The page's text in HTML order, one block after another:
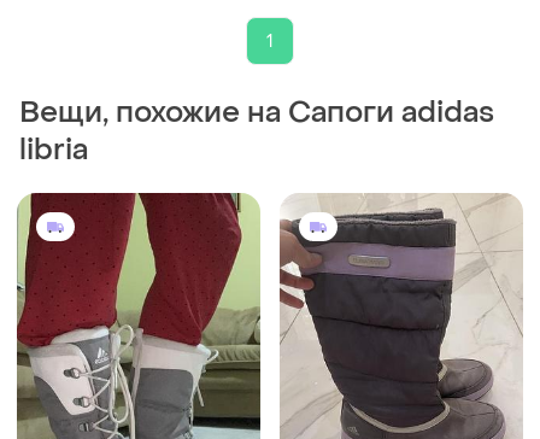
1
Вещи, похожие на Сапоги adidas
libria